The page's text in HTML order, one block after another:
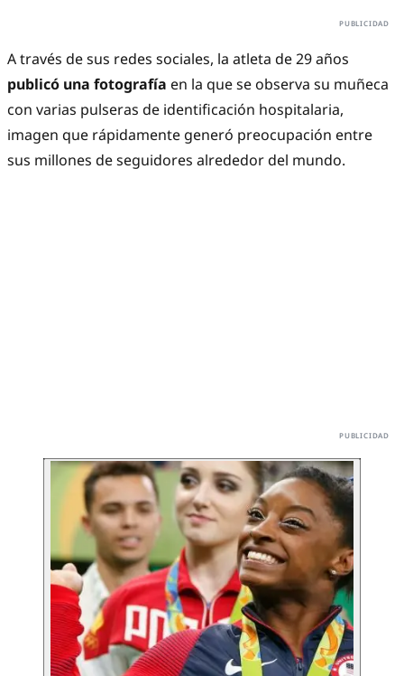
A través de sus redes sociales, la atleta de 29 años
publicó una fotografía en la que se observa su muñeca
con varias pulseras de identificación hospitalaria,
imagen que rápidamente generó preocupación entre
sus millones de seguidores alrededor del mundo.